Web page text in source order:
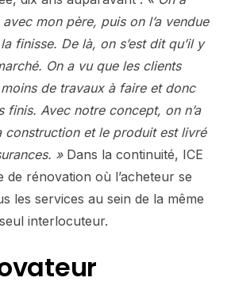
mon père, puis on l’a vendue
finisse. De là, on s’est dit qu’il y
On a vu que les clients
de travaux à faire et donc
finis. Avec notre concept, on n’a
construction et le produit est livré
»Dans la continuité, ICE
de rénovation où l’acheteur se
les services au sein de la même
interlocuteur.